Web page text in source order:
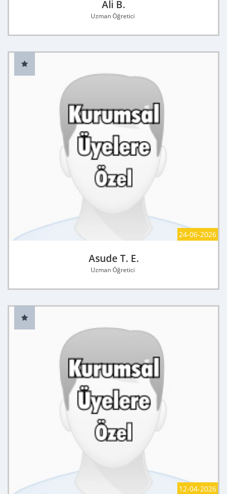
Ali B.
Uzman Öğretici
24-06-2026
Asude T. E.
Uzman Öğretici
12-04-2026